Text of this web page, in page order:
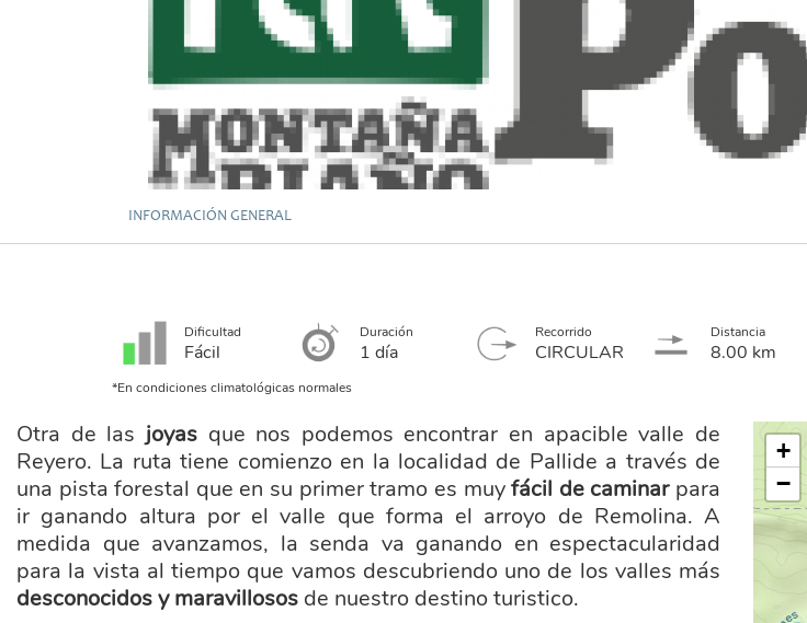
INFORMACIÓN GENERAL
Dificultad
Fácil
Duración
1 día
Recorrido
CIRCULAR
Distancia
8.00 km
*En condiciones climatológicas normales
Otra de las joyasque nos podemos encontrar en apacible valle de
Reyero. La ruta tiene comienzo en la localidad de Pallide a través de
una pista forestal que en su primer tramo es muyfácil de caminarpara
ir ganando altura por el valle que forma el arroyo de Remolina. A
medida que avanzamos, la senda va ganando en espectacularidad
para la vista al tiempo que vamos descubriendo uno de los valles más
desconocidos y maravillosos de nuestro destino turistico.
+
−